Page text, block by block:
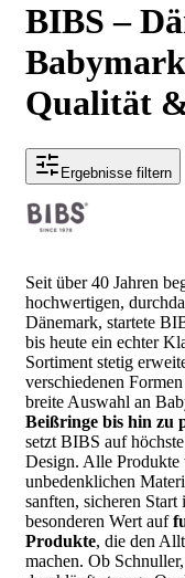
BIBS –
Qualität
Ergebnisse filtern
Seit über 40 Jahren
hochwertigen,
Dänemark, startete
bis heute ein echter
Sortiment stetig
verschiedenen
breite Auswahl an
Beißringe bis hin zu
setzt BIBS auf
Design. Alle Produkte
unbedenklichen
sanften, sicheren
besonderen Wert auf
Produkte, die den
machen. Ob